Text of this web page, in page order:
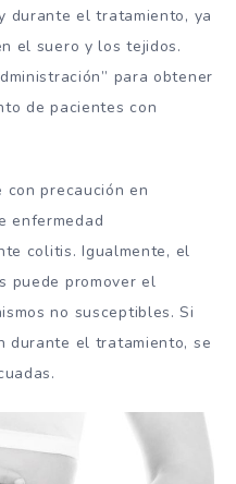
durante el tratamiento, ya
el suero y los tejidos.
para obtener
de pacientes con
precaución en
enfermedad
colitis. Igualmente, el
puede promover el
no susceptibles. Si
durante el tratamiento, se